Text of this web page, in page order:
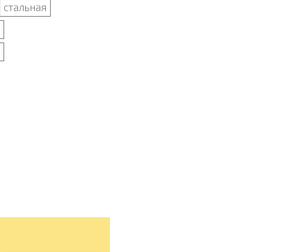
стальная